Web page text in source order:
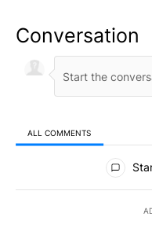
Conversation
ALL COMMENTS
All Comments